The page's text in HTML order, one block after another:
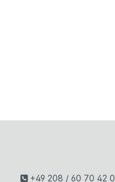
+49 208 / 60 70 42 0